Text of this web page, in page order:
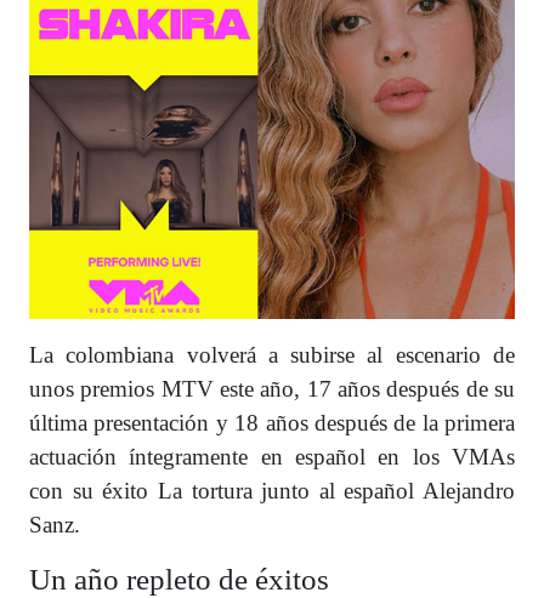
La colombiana volverá a subirse al escenario de
unos premios MTV este año, 17 años después de su
última presentación y 18 años después de la primera
actuación íntegramente en español en los VMAs
con su éxito La tortura junto al español Alejandro
Sanz.
Un año repleto de éxitos